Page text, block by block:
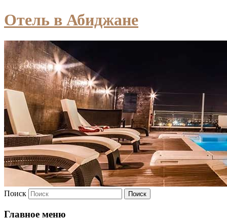
Отель в Абиджане
Поиск
Главное меню